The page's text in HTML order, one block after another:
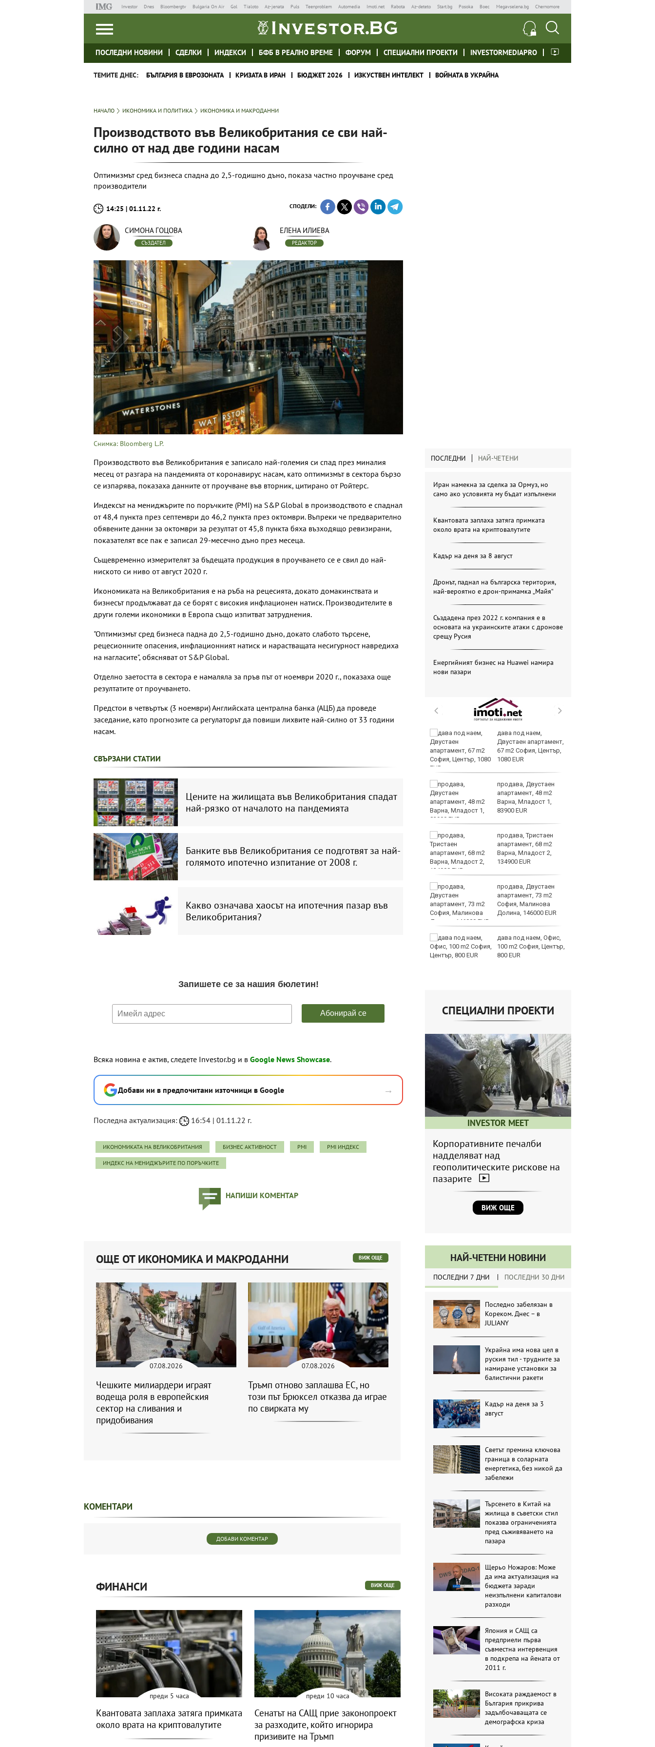
Investor Dnes Bloombergtv Bulgaria On Air Gol Tialoto Az-jenata Puls Teenproblem Automedia Imoti.net Rabota Az-deteto Start.bg Posoka Boec Megavselena.bg Chernomore
ПОСЛЕДНИ НОВИНИ СДЕЛКИ ИНДЕКСИ БФБ В РЕАЛНО ВРЕМЕ ФОРУМ СПЕЦИАЛНИ ПРОЕКТИ INVESTORMEDIAPRO
ТЕМИТЕ ДНЕС: БЪЛГАРИЯ В ЕВРОЗОНАТА КРИЗАТА В ИРАН БЮДЖЕТ 2026 ИЗКУСТВЕН ИНТЕЛЕКТ ВОЙНАТА В УКРАЙНА
НАЧАЛО ИКОНОМИКА И ПОЛИТИКА ИКОНОМИКА И МАКРОДАННИ
Производството във Великобритания се сви най-
силно от над две години насам
Оптимизмът сред бизнеса спадна до 2,5-годишно дъно, показа частно проучване сред
производители
14:25 | 01.11.22 г. СПОДЕЛИ:
СИМОНА ГОЦОВА
СЪЗДАТЕЛ
ЕЛЕНА ИЛИЕВА
РЕДАКТОР
Снимка: Bloomberg L.P.
Производството във Великобритания е записало най-големия си спад през миналия
месец от разгара на пандемията от коронавирус насам, като оптимизмът в сектора бързо
се изпарява, показаха данните от проучване във вторник, цитирано от Ройтерс.
Индексът на мениджърите по поръчките (PMI) на S&P Global в производството е спаднал
от 48,4 пункта през септември до 46,2 пункта през октомври. Въпреки че предварително
обявените данни за октомври за резултат от 45,8 пункта бяха възходящо ревизирани,
показателят все пак е записал 29-месечно дъно през месеца.
Същевременно измерителят за бъдещата продукция в проучването се е свил до най-
ниското си ниво от август 2020 г.
Икономиката на Великобритания е на ръба на рецесията, докато домакинствата и
бизнесът продължават да се борят с високия инфлационен натиск. Производителите в
други големи икономики в Европа също изпитват затруднения.
"Оптимизмът сред бизнеса падна до 2,5-годишно дъно, докато слабото търсене,
рецесионните опасения, инфлационният натиск и нарастващата несигурност навредиха
на нагласите", обясняват от S&P Global.
Отделно заетостта в сектора е намаляла за пръв път от ноември 2020 г., показаха още
резултатите от проучването.
Предстои в четвъртък (3 ноември) Английската централна банка (АЦБ) да проведе
заседание, като прогнозите са регулаторът да повиши лихвите най-силно от 33 години
насам.
СВЪРЗАНИ СТАТИИ
Цените на жилищата във Великобритания спадат
най-рязко от началото на пандемията
Банките във Великобритания се подготвят за най-
голямото ипотечно изпитание от 2008 г.
Какво означава хаосът на ипотечния пазар във
Великобритания?
Всяка новина е актив, следете Investor.bg и в Google News Showcase.
Добави ни в предпочитани източници в Google →
Последна актуализация: 16:54 | 01.11.22 г.
ИКОНОМИКАТА НА ВЕЛИКОБРИТАНИЯ БИЗНЕС АКТИВНОСТ PMI PMI ИНДЕКС
ИНДЕКС НА МЕНИДЖЪРИТЕ ПО ПОРЪЧКИТЕ
НАПИШИ КОМЕНТАР
ПОСЛЕДНИ НАЙ-ЧЕТЕНИ
Иран намекна за сделка за Ормуз, но
само ако условията му бъдат изпълнени
Квантовата заплаха затяга примката
около врата на криптовалутите
Кадър на деня за 8 август
Дронът, паднал на българска територия,
най-вероятно е дрон-примамка „Майя“
Създадена през 2022 г. компания е в
основата на украинските атаки с дронове
срещу Русия
Енергийният бизнес на Huawei намира
нови пазари
съвети към
плажуващите
дублиращия си отбор
за есента
дава под наем,
Двустаен апартамент,
67 m2 София, Център,
1080 EUR
продава, Двустаен
апартамент, 48 m2
Варна, Младост 1,
83900 EUR
продава, Тристаен
апартамент, 68 m2
Варна, Младост 2,
134900 EUR
продава, Двустаен
апартамент, 73 m2
София, Малинова
Долина, 146000 EUR
дава под наем, Офис,
100 m2 София, Център,
800 EUR
СПЕЦИАЛНИ ПРОЕКТИ
INVESTOR MEET
Корпоративните печалби
надделяват над
геополитическите рискове на
пазарите
ВИЖ ОЩЕ
НАЙ-ЧЕТЕНИ НОВИНИ
ПОСЛЕДНИ 7 ДНИ ПОСЛЕДНИ 30 ДНИ
Последно забелязан в
Кореком. Днес – в
JULIANY
Украйна има нова цел в
руския тил - трудните за
намиране установки за
балистични ракети
Кадър на деня за 3
август
Светът премина ключова
граница в соларната
енергетика, без никой да
забележи
Търсенето в Китай на
жилища в съветски стил
показва ограниченията
пред съживяването на
пазара
Щерьо Ножаров: Може
да има актуализация на
бюджета заради
неизпълнени капиталови
разходи
Япония и САЩ са
предприели първа
съвместна интервенция
в подкрепа на йената от
2011 г.
Високата раждаемост в
България прикрива
задълбочаващата се
демографска криза
ОЩЕ ОТ ИКОНОМИКА И МАКРОДАННИ ВИЖ ОЩЕ
07.08.2026
Чешките милиардери играят
водеща роля в европейския
сектор на сливания и
придобивания
07.08.2026
Тръмп отново заплашва ЕС, но
този път Брюксел отказва да играе
по свирката му
КОМЕНТАРИ
ДОБАВИ КОМЕНТАР
ФИНАНСИ ВИЖ ОЩЕ
преди 5 часа
Квантовата заплаха затяга примката
около врата на криптовалутите
преди 10 часа
Сенатът на САЩ прие законопроект
за разходите, който игнорира
призивите на Тръмп